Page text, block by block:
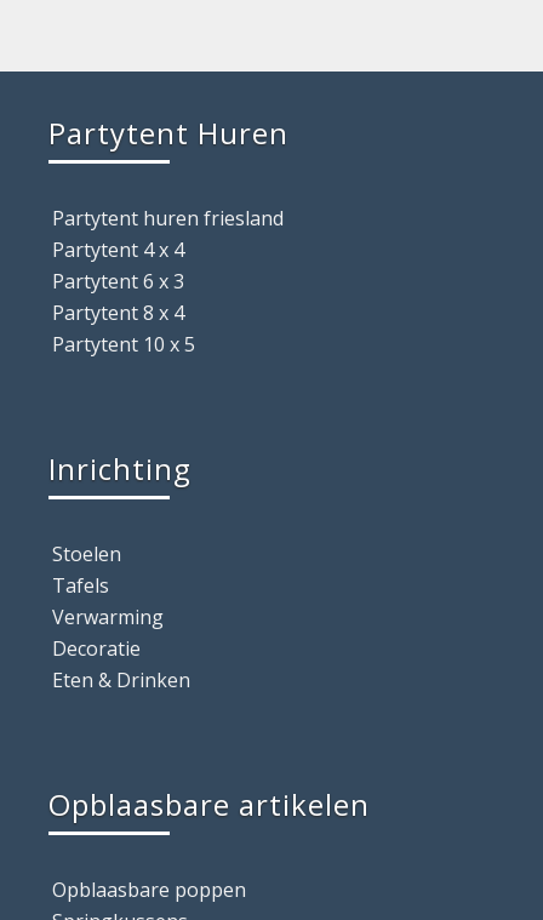
Partytent Huren
Partytent huren friesland
Partytent 4 x 4
Partytent 6 x 3
Partytent 8 x 4
Partytent 10 x 5
Inrichting
Stoelen
Tafels
Verwarming
Decoratie
Eten & Drinken
Opblaasbare artikelen
Opblaasbare poppen